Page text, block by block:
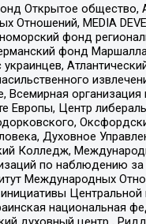
Открытое общество,
MEDIA
фонд
фонд
Всемирная
Европы, Центр
Духовное
Колледж,
по наблюдению
Международных
национальная